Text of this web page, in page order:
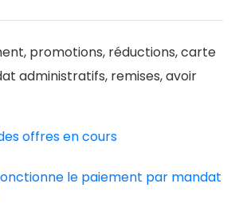
promotions, réductions, carte
administratifs, remises, avoir
offres en cours
le paiement par mandat